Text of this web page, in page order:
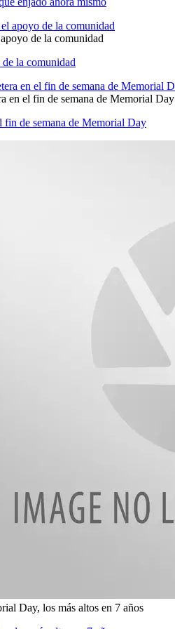
de la comunidad
la comunidad
en el fin de semana de Memorial Day
fin de semana de Memorial Day
Day, los más altos en 7 años